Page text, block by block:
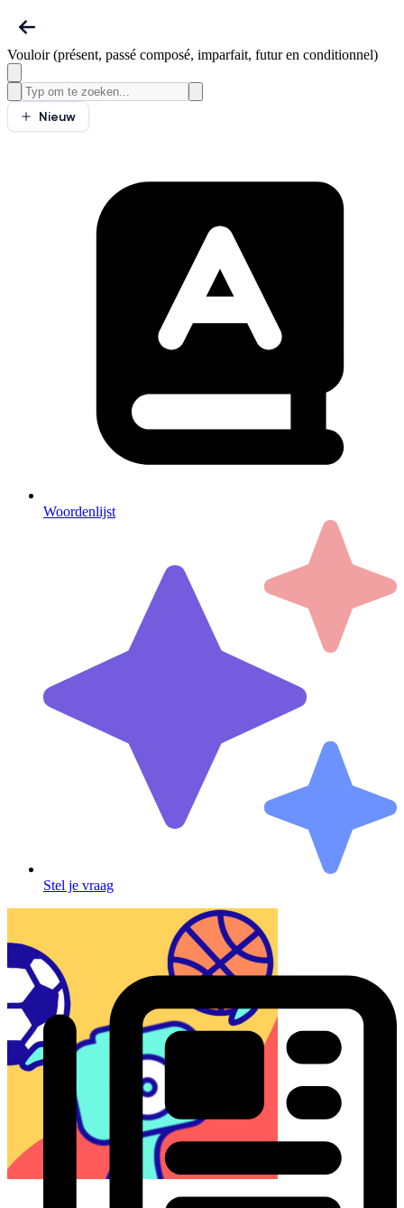
Vouloir (présent, passé composé, imparfait, futur en conditionnel)
Nieuw
Woordenlijst
Stel je vraag